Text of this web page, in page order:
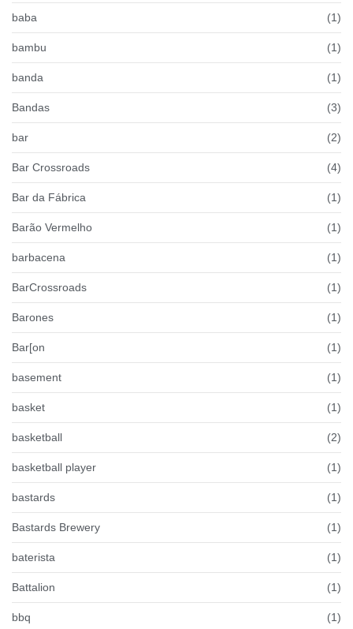
baba (1)
bambu (1)
banda (1)
Bandas (3)
bar (2)
Bar Crossroads (4)
Bar da Fábrica (1)
Barão Vermelho (1)
barbacena (1)
BarCrossroads (1)
Barones (1)
Bar[on (1)
basement (1)
basket (1)
basketball (2)
basketball player (1)
bastards (1)
Bastards Brewery (1)
baterista (1)
Battalion (1)
bbq (1)